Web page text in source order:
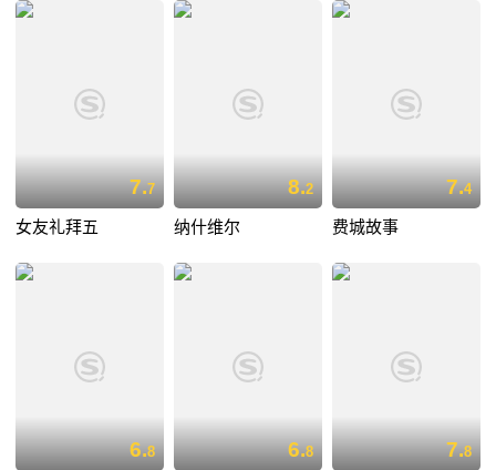
7.7
女友礼拜五
8.2
纳什维尔
7.4
费城故事
6.8 6.8 7.8